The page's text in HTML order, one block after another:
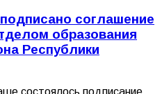
соглашение
образования
Республики